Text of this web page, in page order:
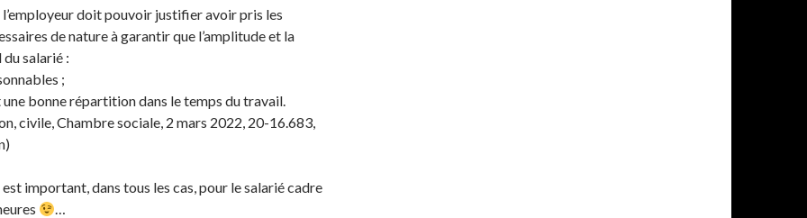
l’employeur doit pouvoir justifier avoir pris les
de nature à garantir que l’amplitude et la
salarié :
;
bonne répartition dans le temps du travail.
civile, Chambre sociale, 2 mars 2022, 20-16.683,
est important, dans tous les cas, pour le salarié cadre
…